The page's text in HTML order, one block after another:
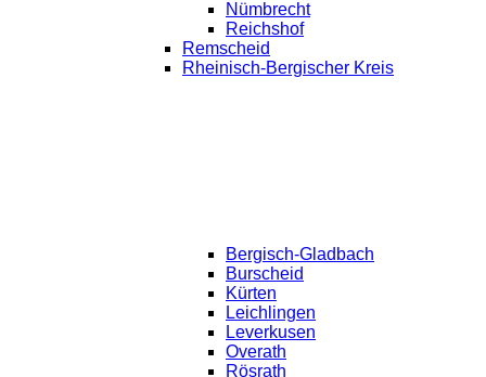
Nümbrecht
Reichshof
Remscheid
Rheinisch-Bergischer Kreis
Bergisch-Gladbach
Burscheid
Kürten
Leichlingen
Leverkusen
Overath
Rösrath